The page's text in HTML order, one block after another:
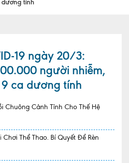
Cơ sở vật chất
Hợp tác quốc tế
Quy trình khám bệnh tại Dr. Binh
Quy trình khám BHYT
tính
19 ngày 20/3:
người nhiễm,
ca dương tính
Chuông Cảnh Tỉnh Cho Thế Hệ
Thể Thao. Bí Quyết Để Rèn